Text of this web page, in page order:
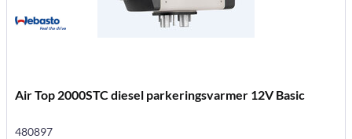
Air Top 2000STC diesel parkeringsvarmer 12V Basic
480897